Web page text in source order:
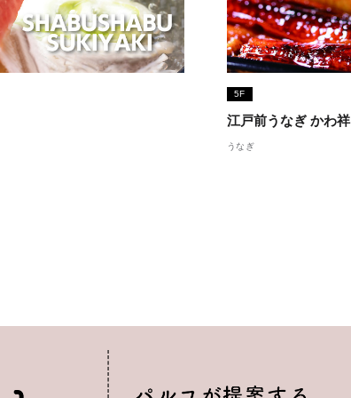
5F
江戸前うなぎ かわ祥
うなぎ